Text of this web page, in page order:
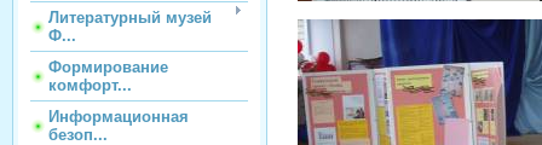
Литературный музей
Ф...
Формирование
комфорт...
Информационная
безоп...